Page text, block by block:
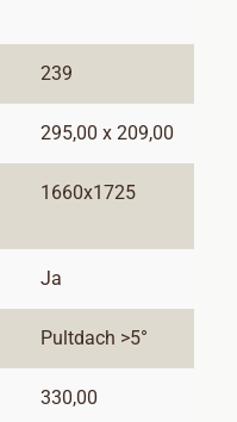
239
295,00 x 209,00
1660x1725
Ja
Pultdach >5°
330,00